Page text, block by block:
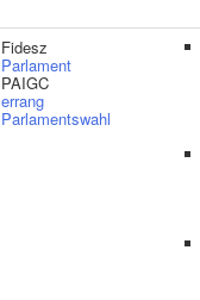
Fidesz
Parlament
PAIGC
errang
Parlamentswahl